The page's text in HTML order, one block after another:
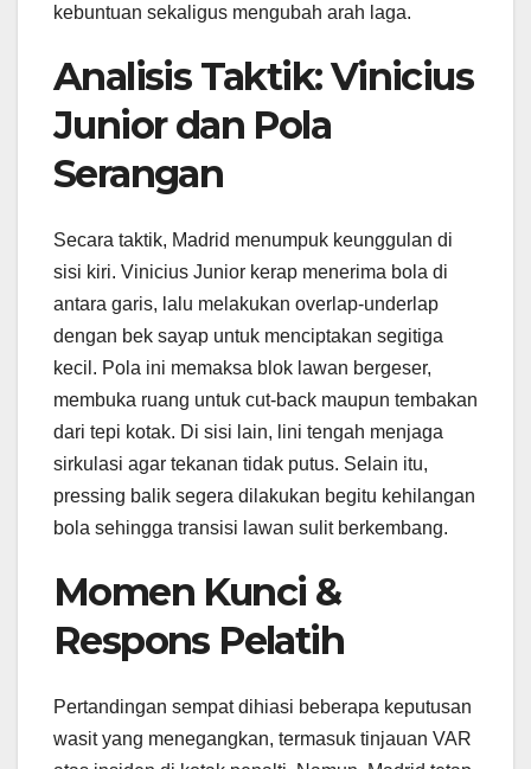
kebuntuan sekaligus mengubah arah laga.
Analisis Taktik: Vinicius
Junior dan Pola
Serangan
Secara taktik, Madrid menumpuk keunggulan di
sisi kiri. Vinicius Junior kerap menerima bola di
antara garis, lalu melakukan overlap-underlap
dengan bek sayap untuk menciptakan segitiga
kecil. Pola ini memaksa blok lawan bergeser,
membuka ruang untuk cut-back maupun tembakan
dari tepi kotak. Di sisi lain, lini tengah menjaga
sirkulasi agar tekanan tidak putus. Selain itu,
pressing balik segera dilakukan begitu kehilangan
bola sehingga transisi lawan sulit berkembang.
Momen Kunci &
Respons Pelatih
Pertandingan sempat dihiasi beberapa keputusan
wasit yang menegangkan, termasuk tinjauan VAR